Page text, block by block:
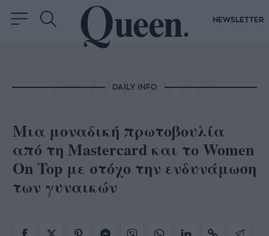
NEWSLETTER
DAILY INFO
Μια μοναδική πρωτοβουλία
από τη Mastercard και το Women
On Top με στόχο την ενδυνάμωση
των γυναικών